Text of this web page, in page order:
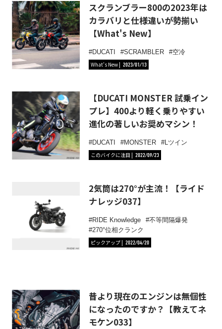
スクランブラー800の2023年は
カラバリと仕様違いが勢揃い
【What's New】
DUCATI SCRAMBLER
空冷
What's New
2023/01/13
【DUCATI MONSTER 試乗イン
プレ】400より軽く乗りやすい
進化の著しいお奨めマシン！
DUCATI MONSTER
Lツイン
このバイクに注目
2022/09/23
2気筒は270°が主流！【ライド
ナレッジ037】
RIDE Knowledge
不等間隔爆発
270°位相クランク
ピックアップ
2022/04/20
昔より現在のエンジンは無個性
になったのですか？【教えてネ
モケン033】